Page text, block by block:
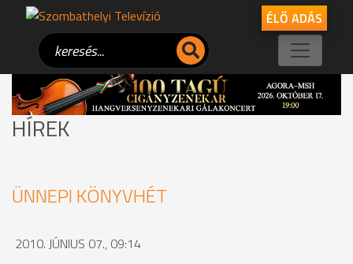
ÉLŐ ADÁS
HÍREK
ÜNNEPI KÖNYVHÉT
2010. JÚNIUS 07., 09:14